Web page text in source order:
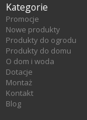
Kategorie
Promocje
Nowe produkty
Produkty do ogrodu
Produkty do domu
O dom i woda
Dotacje
Montaż
Kontakt
Blog